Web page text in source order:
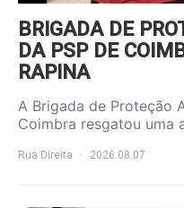
BRIGADA DE
DA PSP DE
RAPINA
A Brigada de Proteção
Coimbra resgatou uma
Rua Direita 2026.08.07